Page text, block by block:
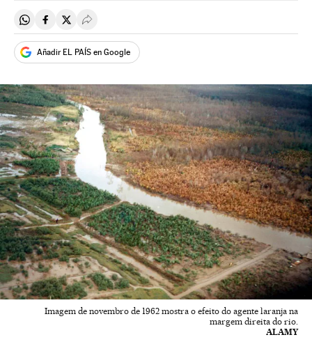
Compartir en Whatsapp
Compartir en Facebook
Compartir en Twitter
Desplegar Redes Sociales
Añadir EL PAÍS en Google
Imagem de novembro de 1962 mostra o efeito do agente laranja na
margem direita do rio.
ALAMY